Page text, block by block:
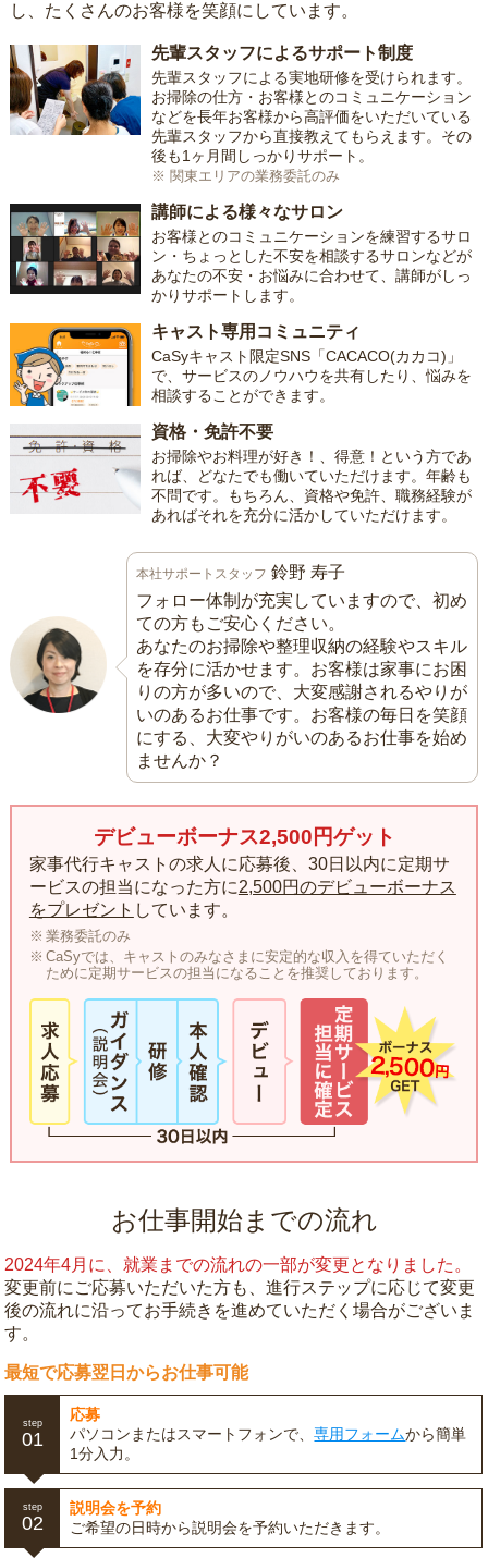
し、たくさんのお客様を笑顔にしています。
先輩スタッフによるサポート制度
先輩スタッフによる実地研修を受けられます。
お掃除の仕方・お客様とのコミュニケーション
などを長年お客様から高評価をいただいている
先輩スタッフから直接教えてもらえます。その
後も1ヶ月間しっかりサポート。
※ 関東エリアの業務委託のみ
講師による様々なサロン
お客様とのコミュニケーションを練習するサロ
ン・ちょっとした不安を相談するサロンなどが
あなたの不安・お悩みに合わせて、講師がしっ
かりサポートします。
キャスト専用コミュニティ
CaSyキャスト限定SNS「CACACO(カカコ)」
で、サービスのノウハウを共有したり、悩みを
相談することができます。
資格・免許不要
お掃除やお料理が好き！、得意！という方であ
れば、どなたでも働いていただけます。年齢も
不問です。もちろん、資格や免許、職務経験が
あればそれを充分に活かしていただけます。
本社サポートスタッフ 鈴野 寿子
フォロー体制が充実していますので、初め
ての方もご安心ください。
あなたのお掃除や整理収納の経験やスキル
を存分に活かせます。お客様は家事にお困
りの方が多いので、大変感謝されるやりが
いのあるお仕事です。お客様の毎日を笑顔
にする、大変やりがいのあるお仕事を始め
ませんか？
デビューボーナス2,500円ゲット
家事代行キャストの求人に応募後、30日以内に定期サ
ービスの担当になった方に2,500円のデビューボーナス
をプレゼント しています。
業務委託のみ
CaSyでは、キャストのみなさまに安定的な収入を得ていただく
ために定期サービスの担当になることを推奨しております。
お仕事開始までの流れ
2024年4月に、就業までの流れの一部が変更となりました。
変更前にご応募いただいた方も、進行ステップに応じて変更
後の流れに沿ってお手続きを進めていただく場合がございま
す。
最短で応募翌日からお仕事可能
step
01
応募
パソコンまたはスマートフォンで、専用フォームから簡単
1分入力。
step
02
説明会を予約
ご希望の日時から説明会を予約いただきます。